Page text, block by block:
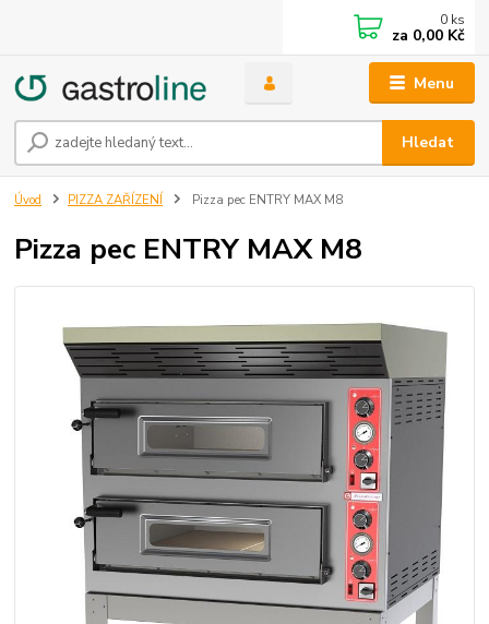
Menu
Hledat
0 ks
za 0,00 Kč
Úvod PIZZA ZAŘÍZENÍ Pizza pec ENTRY MAX M8
Pizza pec ENTRY MAX M8